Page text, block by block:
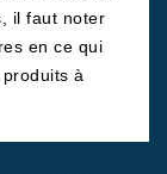
il faut noter
en ce qui
à